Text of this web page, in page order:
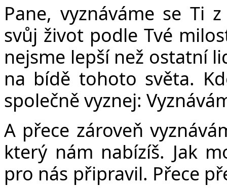
Pane, vyznáváme se Ti
svůj život podle Tvé
nejsme lepší než ostatní
na bídě tohoto světa.
společně vyznej:
A přece zároveň
který nám nabízíš. Jak
pro nás připravil. Přece